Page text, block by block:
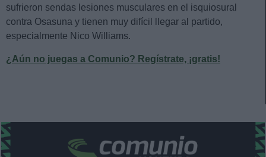
sufrieron sendas lesiones musculares en el isquiosural
contra Osasuna y tienen muy difícil llegar al partido,
especialmente Nico Williams.
¿Aún no juegas a Comunio? Regístrate, ¡gratis!